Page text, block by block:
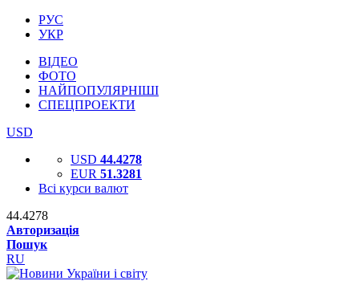
РУС
УКР
ВІДЕО
ФОТО
НАЙПОПУЛЯРНІШІ
СПЕЦПРОЕКТИ
USD
USD 44.4278
EUR 51.3281
Всі курси валют
44.4278
Авторизація
Пошук
RU